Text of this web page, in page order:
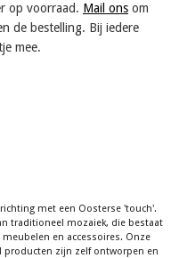
op voorraad. Mail ons om
de bestelling. Bij iedere
mee.
met een Oosterse 'touch'.
traditioneel mozaiek, die bestaat
en accessoires. Onze
producten zijn zelf ontworpen en